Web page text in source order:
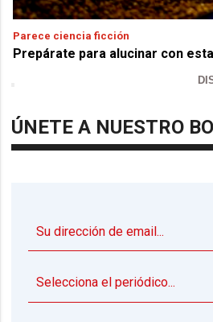
Parece ciencia ficción
Prepárate para alucinar con
ÚNETE A NUESTRO